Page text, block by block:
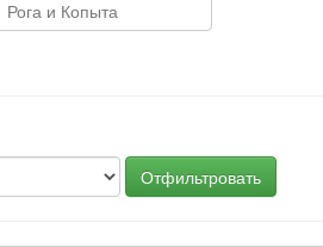
Отфильтровать